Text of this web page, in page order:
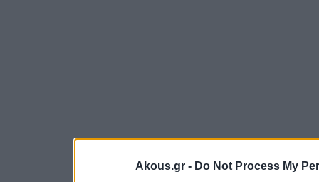
Akous.gr - Do Not Process My